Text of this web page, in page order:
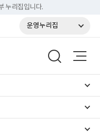
누리집입니다.
운영누리집